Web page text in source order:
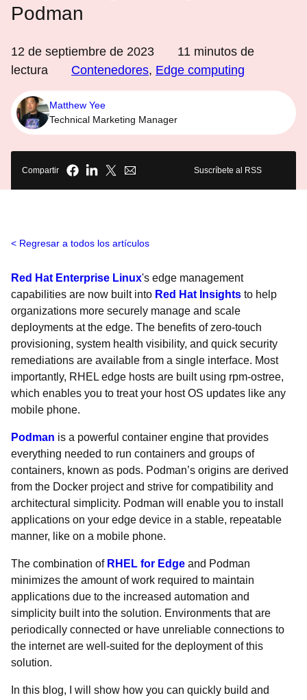
Podman
12 de septiembre de 2023 11 minutos de
lectura
Contenedores, Edge computing
Matthew Yee
Technical Marketing Manager
Compartir Suscríbete al RSS
Regresar a todos los artículos
Red Hat Enterprise Linux's edge management
capabilities are now built into Red Hat Insights to help
organizations more securely manage and scale
deployments at the edge. The benefits of zero-touch
provisioning, system health visibility, and quick security
remediations are available from a single interface. Most
importantly, RHEL edge hosts are built using rpm-ostree,
which enables you to treat your host OS updates like any
mobile phone.
Podman is a powerful container engine that provides
everything needed to run containers and groups of
containers, known as pods. Podman’s origins are derived
from the Docker project and strive for compatibility and
architectural simplicity. Podman will enable you to install
applications on your edge device in a stable, repeatable
manner, like on a mobile phone.
The combination of RHEL for Edge and Podman
minimizes the amount of work required to maintain
applications due to the increased automation and
simplicity built into the solution. Environments that are
periodically connected or have unreliable connections to
the internet are well-suited for the deployment of this
solution.
In this blog, I will show how you can quickly build and